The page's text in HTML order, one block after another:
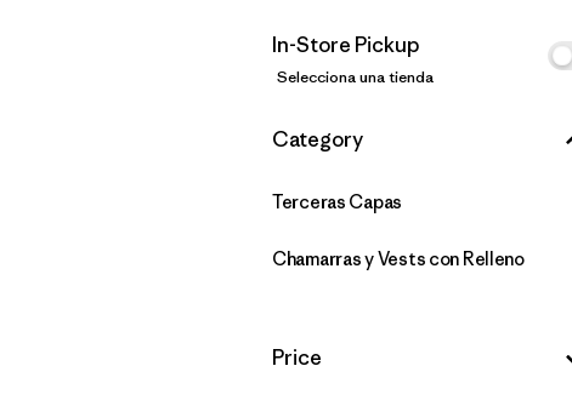
In-Store Pickup
Selecciona una tienda
Filtrar por
Category
Terceras Capas
Chamarras y Vests con Relleno
Filtrar por
Price